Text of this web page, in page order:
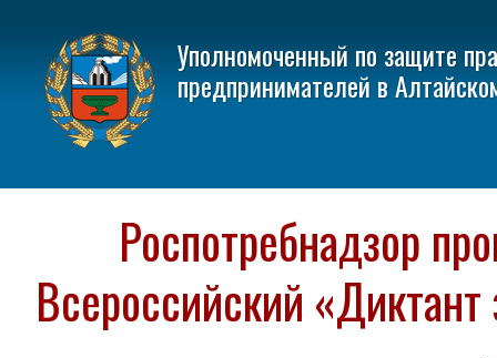
Уполномоченный по защите
предпринимателей в
Роспотребнадзор
Всероссийский